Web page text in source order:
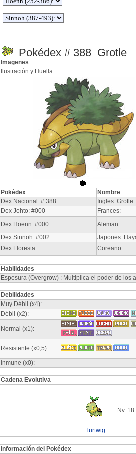
Pokédex # 388 Grotle
Imagenes
Ilustración y Huella
Pokédex
Nombre
Dex Nacional: # 388
Ingles: Grotle
Dex Johto: #000
Frances:
Dex Hoenn: #000
Aleman:
Dex Sinnoh: #002
Japones:
Dex Floresta:
Coreano:
Habilidades
Espesura (Overgrow) : Multiplica el poder de los
Debilidades
Muy Débil (x4):
Débil (x2):
Normal (x1):
Resistente (x0,5):
Inmune (x0):
Cadena Evolutiva
Turtwig
Nv. 18
Información del Pokédex